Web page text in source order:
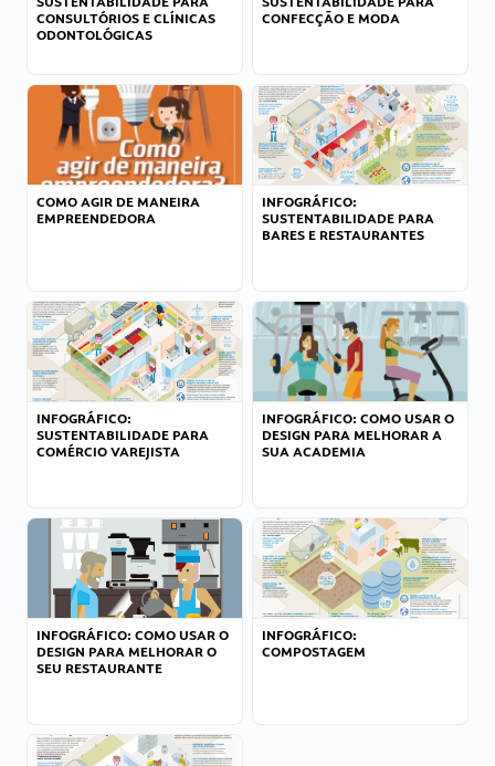
CONSULTÓRIOS E CLÍNICAS
ODONTOLÓGICAS
CONFECÇÃO E MODA
COMO AGIR DE MANEIRA
EMPREENDEDORA
INFOGRÁFICO:
SUSTENTABILIDADE PARA
BARES E RESTAURANTES
INFOGRÁFICO:
SUSTENTABILIDADE PARA
COMÉRCIO VAREJISTA
INFOGRÁFICO: COMO USAR O
DESIGN PARA MELHORAR A
SUA ACADEMIA
INFOGRÁFICO: COMO USAR O
DESIGN PARA MELHORAR O
SEU RESTAURANTE
INFOGRÁFICO:
COMPOSTAGEM